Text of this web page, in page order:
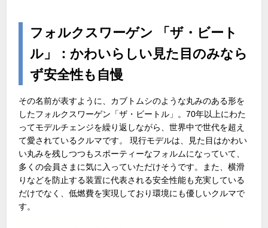
フォルクスワーゲン 「ザ・ビート
ル」：かわいらしい見た目のみなら
ず安全性も自慢
その名前が表すように、カブトムシのような丸みのある形を
したフォルクスワーゲン「ザ・ビートル」。70年以上にわた
ってモデルチェンジを繰り返しながら、世界中で世代を超え
て愛されているクルマです。 現行モデルは、見た目はかわい
い丸みを残しつつもスポーティーなフォルムになっていて、
多くの会員さまに気に入っていただけそうです。また、横滑
りなどを防止する装置に代表される安全性能も充実している
だけでなく、低燃費を実現しており環境にも優しいクルマで
す。